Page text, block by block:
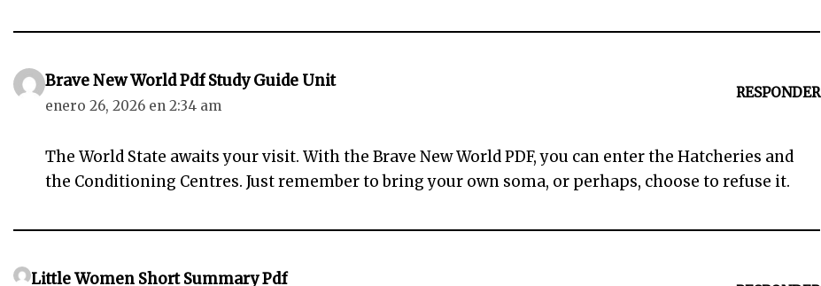
Brave New World Pdf Study Guide Unit
enero 26, 2026 en 2:34 am
RESPONDER
The World State awaits your visit. With the Brave New World PDF, you can enter the Hatcheries and
the Conditioning Centres. Just remember to bring your own soma, or perhaps, choose to refuse it.
Little Women Short Summary Pdf